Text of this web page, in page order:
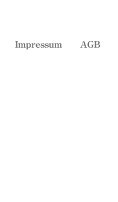
Impressum AGB